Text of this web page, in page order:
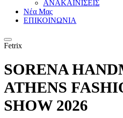
ΑΝΑΚΑΙΝΙΣΕΙΣ
Νέα Μας
ΕΠΙΚΟΙΝΩΝΙΑ
Fetrix
SORENA
ATHENS
SHOW 2026